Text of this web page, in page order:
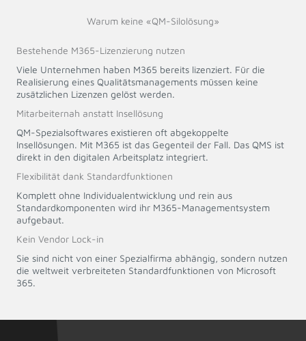
Warum keine «QM-Silolösung»
Bestehende M365-Lizenzierung nutzen
Viele Unternehmen haben M365 bereits lizenziert. Für die
Realisierung eines Qualitätsmanagements müssen keine
zusätzlichen Lizenzen gelöst werden.
Mitarbeiternah anstatt Insellösung
QM-Spezialsoftwares existieren oft abgekoppelte
Insellösungen. Mit M365 ist das Gegenteil der Fall. Das QMS ist
direkt in den digitalen Arbeitsplatz integriert.
Flexibilität dank Standardfunktionen
Komplett ohne Individualentwicklung und rein aus
Standardkomponenten wird ihr M365-Managementsystem
aufgebaut.
Kein Vendor Lock-in
Sie sind nicht von einer Spezialfirma abhängig, sondern nutzen
die weltweit verbreiteten Standardfunktionen von Microsoft
365.